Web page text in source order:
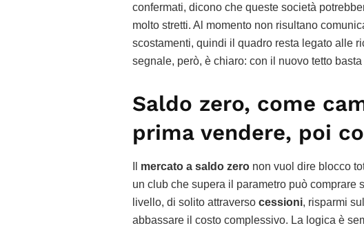
confermati, dicono che queste società
molto stretti. Al momento non risultano
scostamenti, quindi il quadro resta legato alle
segnale, però, è chiaro: con il nuovo tetto
Saldo zero, come
prima vendere, poi
mercato a saldo zero non vuol dire blocco
un club che supera il parametro può comprare
livello, di solito attraverso cessioni, risparmi
abbassare il costo complessivo. La logica è